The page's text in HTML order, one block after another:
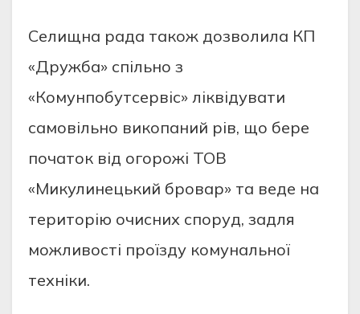
Селищна рада також дозволила КП
«Дружба» спільно з
«Комунпобутсервіс» ліквідувати
самовільно викопаний рів, що бере
початок від огорожі ТОВ
«Микулинецький бровар» та веде на
територію очисних споруд, задля
можливості проїзду комунальної
техніки.